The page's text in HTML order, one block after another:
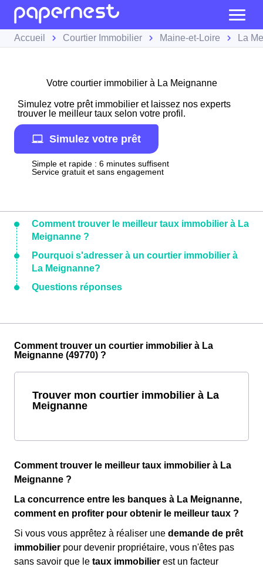
Accueil Courtier Immobilier Maine-et-Loire La
Votre courtier immobilier à La Meignanne
Simulez votre prêt immobilier et laissez nos experts
trouver le meilleur taux selon votre profil.
Simulez votre prêt
Simple et rapide : 6 minutes suffisent
Service gratuit et sans engagement
Comment trouver le meilleur taux immobilier à La
Meignanne ?
Pourquoi s'adresser à un courtier immobilier à
La Meignanne?
Questions réponses
Comment trouver un courtier immobilier à La
Meignanne (49770) ?
Trouver mon courtier immobilier à La
Meignanne
Comment trouver le meilleur taux immobilier à La
Meignanne ?
La concurrence entre les banques à La Meignanne,
comment en profiter pour obtenir le meilleur taux ?
Si vous vous apprêtez à réaliser une demande de prêt
immobilier pour devenir propriétaire, vous n'êtes pas
sans savoir que le taux immobilier est un facteur